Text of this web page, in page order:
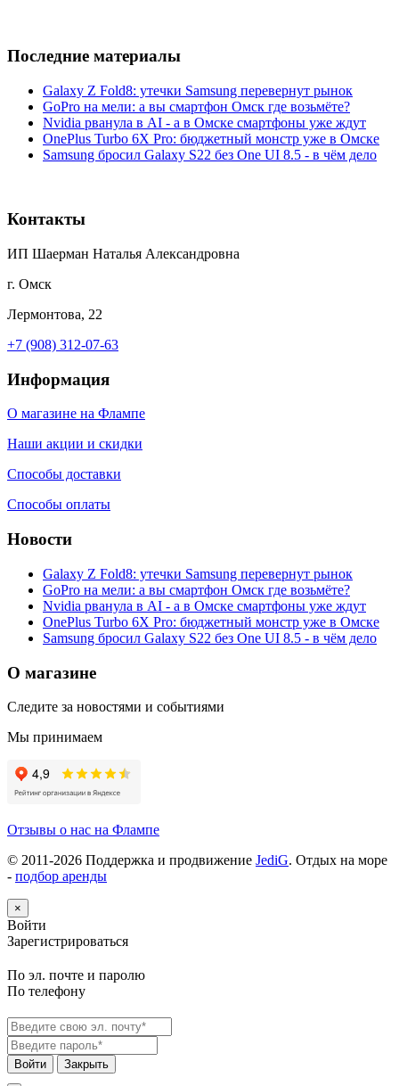
Последние материалы
Galaxy Z Fold8: утечки Samsung перевернут рынок
GoPro на мели: а вы смартфон Омск где возьмёте?
Nvidia рванула в AI - а в Омске смартфоны уже ждут
OnePlus Turbo 6X Pro: бюджетный монстр уже в Омске
Samsung бросил Galaxy S22 без One UI 8.5 - в чём дело
Контакты
ИП Шаерман Наталья Александровна
г. Омск
Лермонтова, 22
+7 (908) 312-07-63
Информация
О магазине на Флампе
Наши акции и скидки
Способы доставки
Способы оплаты
Новости
Galaxy Z Fold8: утечки Samsung перевернут рынок
GoPro на мели: а вы смартфон Омск где возьмёте?
Nvidia рванула в AI - а в Омске смартфоны уже ждут
OnePlus Turbo 6X Pro: бюджетный монстр уже в Омске
Samsung бросил Galaxy S22 без One UI 8.5 - в чём дело
О магазине
Следите за новостями и событиями
Мы принимаем
Отзывы о нас на Флампе
© 2011-2026 Поддержка и продвижение JediG. Отдых на море
- подбор аренды
×
Войти
Зарегистрироваться
По эл. почте и паролю
По телефону
Войти Закрыть